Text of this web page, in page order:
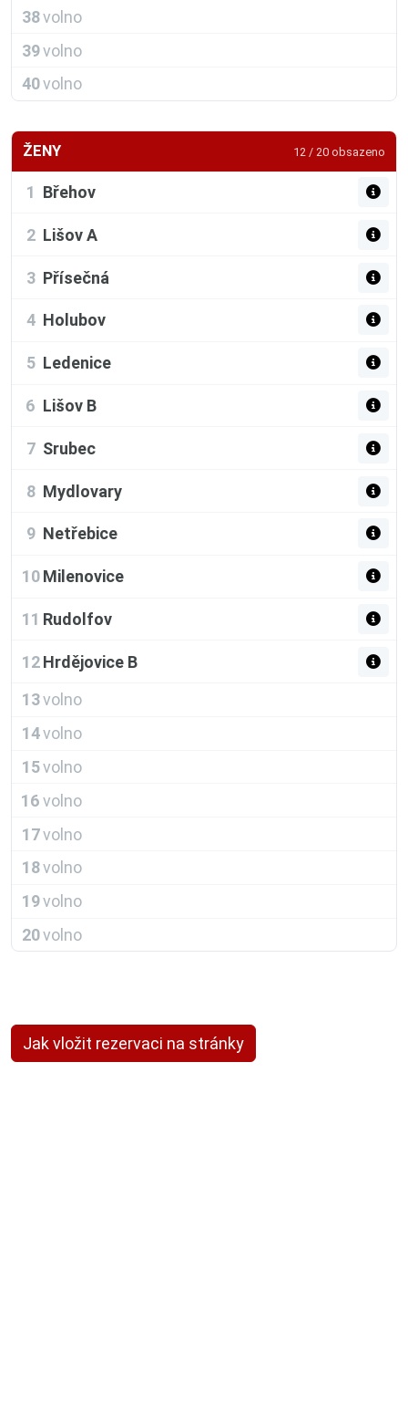
38volno
39volno
40volno
ŽENY 12 / 20 obsazeno
1 Břehov
2 Lišov A
3 Přísečná
4 Holubov
5 Ledenice
6 Lišov B
7 Srubec
8 Mydlovary
9 Netřebice
10 Milenovice
11 Rudolfov
12 Hrdějovice B
13volno
14volno
15volno
16volno
17volno
18volno
19volno
20volno
Jak vložit rezervaci na stránky